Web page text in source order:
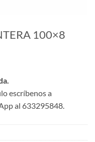
100×8
escríbenos a
al 633295848.